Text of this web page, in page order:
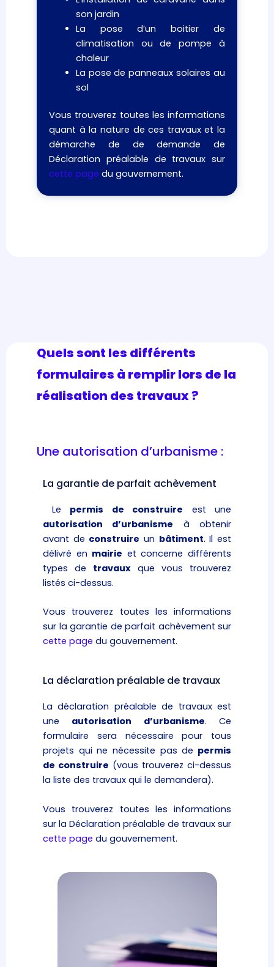
son jardin
La pose d’un boitier de
climatisation ou de pompe à
chaleur
La pose de panneaux solaires au
sol
Vous trouverez toutes les informations
quant à la nature de ces travaux et la
démarche de de demande de
Déclaration préalable de travaux sur
cette page du gouvernement.
Quels sont les différents
formulaires à remplir lors de la
réalisation des travaux ?
Une autorisation d’urbanisme :
La garantie de parfait achèvement
Le permis de construire est une
autorisation d’urbanisme à obtenir
avant de construire un bâtiment. Il est
délivré en mairie et concerne différents
types de travaux que vous trouverez
listés ci-dessus.
Vous trouverez toutes les informations
sur la garantie de parfait achèvement sur
cette page du gouvernement.
La déclaration préalable de travaux
La déclaration préalable de travaux est
une autorisation d’urbanisme. Ce
formulaire sera nécessaire pour tous
projets qui ne nécessite pas de permis
de construire (vous trouverez ci-dessus
la liste des travaux qui le demandera).
Vous trouverez toutes les informations
sur la Déclaration préalable de travaux sur
cette page du gouvernement.